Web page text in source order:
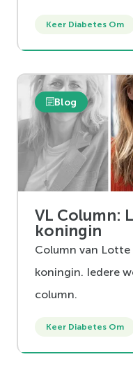
Keer Diabetes Om
Blog
VL Column:
koningin
Column van Lotte
koningin. Iedere
column.
Keer Diabetes Om